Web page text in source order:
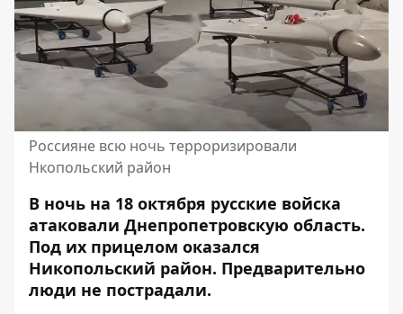
Россияне всю ночь терроризировали
Нкопольский район
В ночь на 18 октября русские войска
атаковали Днепропетровскую область.
Под их прицелом оказался
Никопольский район. Предварительно
люди не пострадали.